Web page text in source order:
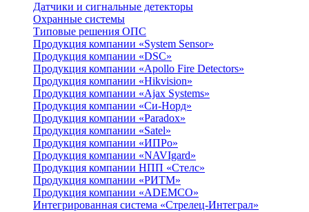
Датчики и сигнальные детекторы
Охранные системы
Типовые решения ОПС
Продукция компании «System Sensor»
Продукция компании «DSC»
Продукция компании «Apollo Fire Detectors»
Продукция компании «Hikvision»
Продукция компании «Ajax Systems»
Продукция компании «Си-Норд»
Продукция компании «Paradox»
Продукция компании «Satel»
Продукция компании «ИПРо»
Продукция компании «NAVIgard»
Продукция компании НПП «Стелс»
Продукция компании «РИТМ»
Продукция компании «ADEMCO»
Интегрированная система «Стрелец-Интеграл»